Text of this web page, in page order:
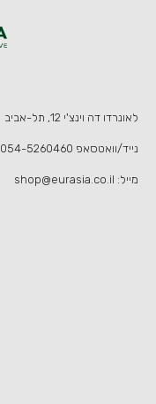
לאונרדו דה וינצ'י 12, תל-אביב
נייד/וואטסאפ 054-5260460
מייל: shop@eurasia.co.il